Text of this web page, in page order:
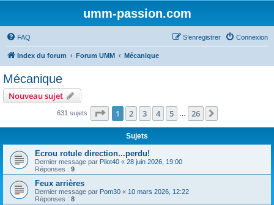
umm-passion.com
FAQ Connexion
S’enregistrer
Index du forum Forum UMM Mécanique
Mécanique
Nouveau sujet
631 sujets Page 1sur26
1 2 3 4 5 26
Sujets
Ecrou rotule direction...perdu!
Dernier message par Pilot40 « 28 juin 2026, 19:00
Réponses : 9
Feux arrières
Dernier message par Pom30 « 10 mars 2026, 12:22
Réponses : 8